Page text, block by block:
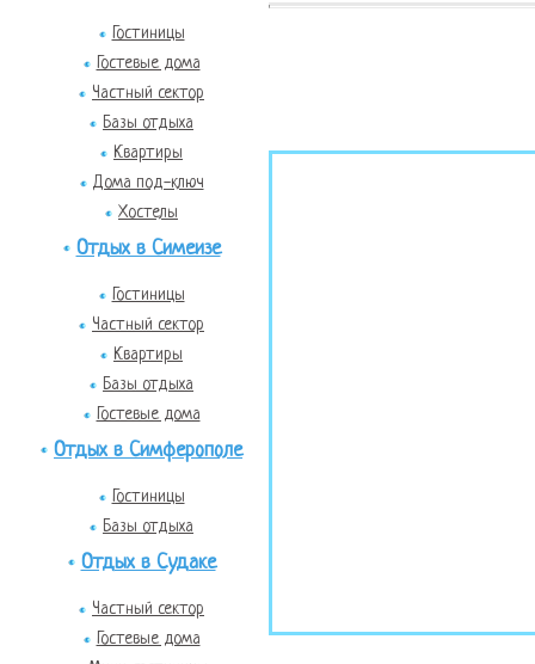
Гостиницы
Гостевые дома
Частный сектор
Базы отдыха
Квартиры
Дома под-ключ
Хостелы
Отдых в Симеизе
Гостиницы
Частный сектор
Квартиры
Базы отдыха
Гостевые дома
Отдых в Симферополе
Гостиницы
Базы отдыха
Отдых в Судаке
Частный сектор
Гостевые дома